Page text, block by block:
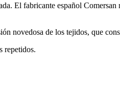
El fabricante español
novedosa de los tejidos, que
repetidos.